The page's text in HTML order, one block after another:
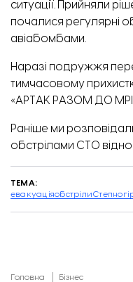
ситуації. Прийняли
почалися регулярні
авіабомбами.
Наразі подружжя
тимчасовому
«АРТАК РАЗОМ ДО
Раніше ми
обстрілами СТО
ТЕМА:
евакуаціяобстріли
Головна Бізнес